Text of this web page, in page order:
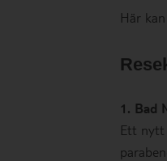
Här
1. Bad
Ett nytt